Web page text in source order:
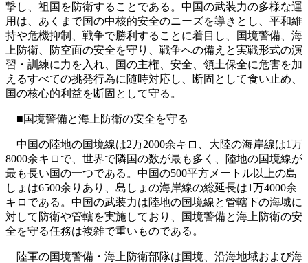
撃し、祖国を防衛することである。中国の武装力の多様な運
用は、あくまで国の中核的安全のニーズを導きとし、平和維
持や危機抑制、戦争で勝利することに着目し、国境警備、海
上防衛、防空面の安全を守り、戦争への備えと実戦形式の演
習・訓練に力を入れ、国の主権、安全、領土保全に危害を加
えるすべての挑発行為に随時対応し、断固として食い止め、
国の核心的利益を断固として守る。
■国境警備と海上防衛の安全を守る
中国の陸地の国境線は2万2000余キロ、大陸の海岸線は1万
8000余キロで、世界で隣国の数が最も多く、陸地の国境線が
最も長い国の一つである。中国の500平方メートル以上の島
しょは6500余りあり、島しょの海岸線の総延長は1万4000余
キロである。中国の武装力は陸地の国境線と管轄下の海域に
対して防衛や管轄を実施しており、国境警備と海上防衛の安
全を守る任務は複雑で重いものである。
陸軍の国境警備・海上防衛部隊は国境、沿海地域および海